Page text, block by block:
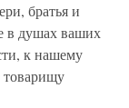
братья и
в душах ваших
к нашему
товарищу